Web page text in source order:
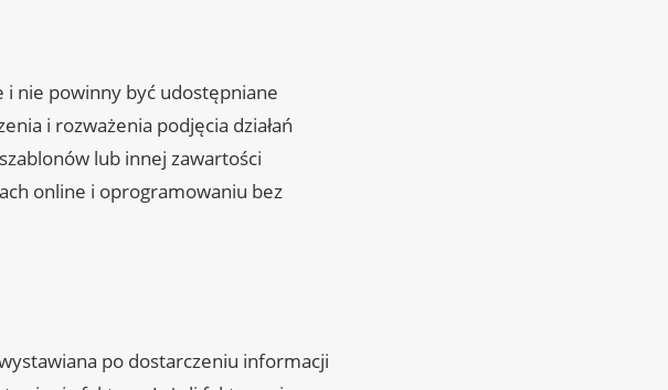
i nie powinny być udostępniane
i rozważenia podjęcia działań
lub innej zawartości
online i oprogramowaniu bez
po dostarczeniu informacji